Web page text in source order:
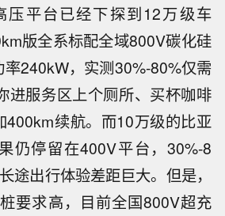
压平台已经下探到12万级车
版全系标配全域800V碳化硅
240kW，实测30%-80%仅需
进服务区上个厕所、买杯咖啡
400km续航。而10万级的比亚
仍停留在400V平台，30%-8
途出行体验差距巨大。但是，
要求高，目前全国800V超充